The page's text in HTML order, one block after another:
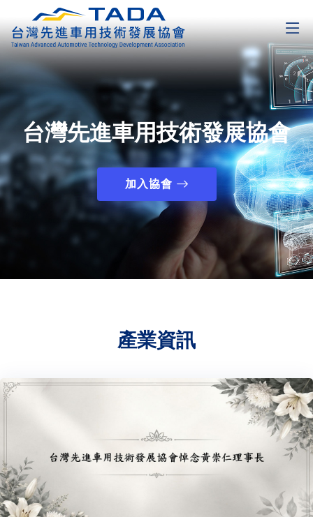
台灣先進車用技術發展協會
加入協會
產業資訊